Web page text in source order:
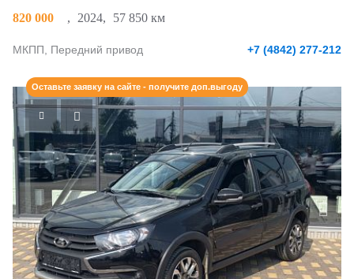
820 000 , 2024, 57 850 км
МКПП, Передний привод +7 (4842) 277-212
Оставьте заявку на сайте - получите доп.выгоду